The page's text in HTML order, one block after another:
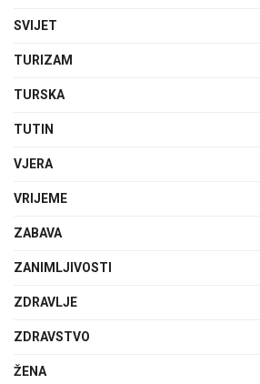
SVIJET
TURIZAM
TURSKA
TUTIN
VJERA
VRIJEME
ZABAVA
ZANIMLJIVOSTI
ZDRAVLJE
ZDRAVSTVO
ŽENA